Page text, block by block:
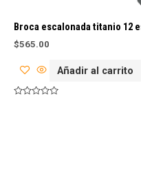
Broca escalonada titanio 12
$565.00
Añadir al carrito